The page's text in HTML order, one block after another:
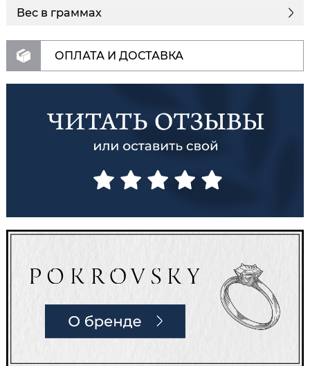
Вес в граммах
ОПЛАТА И ДОСТАВКА